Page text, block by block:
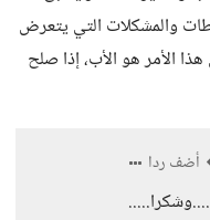
والمشكلات التي يتعرض
الأمر هو الأب، إذا صلح
أضف ردا